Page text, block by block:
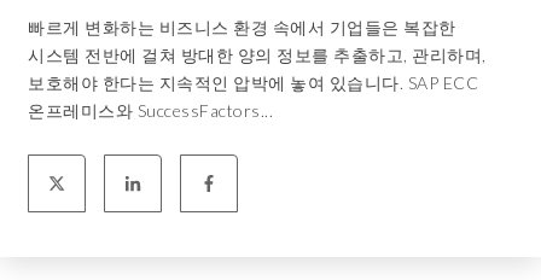
빠르게 변화하는 비즈니스 환경 속에서 기업들은 복잡한
시스템 전반에 걸쳐 방대한 양의 정보를 추출하고, 관리하며,
보호해야 한다는 지속적인 압박에 놓여 있습니다. SAP ECC
온프레미스와 SuccessFactors...